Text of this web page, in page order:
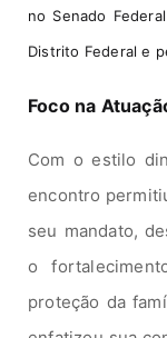
no Senado
Distrito Federal e
Foco na
Com o estilo
encontro
seu mandato,
o
proteção da